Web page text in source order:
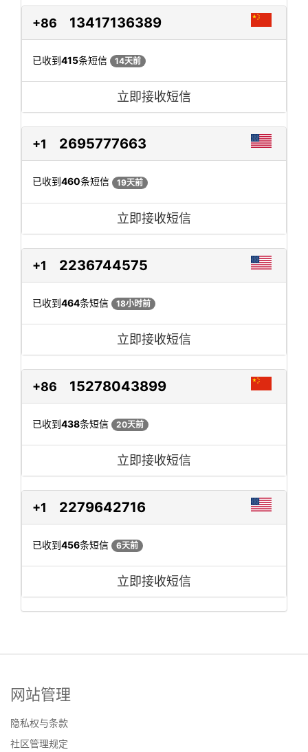
+86 13417136389
已收到415条短信 14天前
立即接收短信
+1 2695777663
已收到460条短信 19天前
立即接收短信
+1 2236744575
已收到464条短信 18小时前
立即接收短信
+86 15278043899
已收到438条短信 20天前
立即接收短信
+1 2279642716
已收到456条短信 6天前
立即接收短信
网站管理
隐私权与条款
社区管理规定